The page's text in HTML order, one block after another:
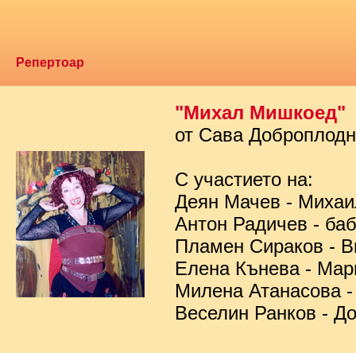
Репертоар
"Михал Мишкоед"
от Сава
С участието на:
Деян Мачев -
Антон Радичев -
Пламен Сираков -
Елена Кънева -
Милена Атанасова
Веселин Ранков -